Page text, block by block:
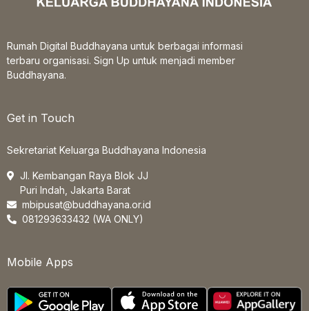
Rumah Digital Buddhayana untuk berbagai informasi
terbaru organisasi. Sign Up untuk menjadi member
Buddhayana.
Get in Touch
Sekretariat Keluarga Buddhayana Indonesia
Jl. Kembangan Raya Blok JJ
Puri Indah, Jakarta Barat
mbipusat@buddhayana.or.id
081293633432 (WA ONLY)
Mobile Apps